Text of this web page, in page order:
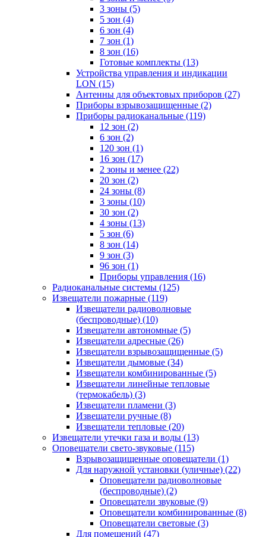
3 зоны (5)
5 зон (4)
6 зон (4)
7 зон (1)
8 зон (16)
Готовые комплекты (13)
Устройства управления и индикации
LON (15)
Антенны для объектовых приборов (27)
Приборы взрывозащищенные (2)
Приборы радиоканальные (119)
12 зон (2)
6 зон (2)
120 зон (1)
16 зон (17)
2 зоны и менее (22)
20 зон (2)
24 зоны (8)
3 зоны (10)
30 зон (2)
4 зоны (13)
5 зон (6)
8 зон (14)
9 зон (3)
96 зон (1)
Приборы управления (16)
Радиоканальные системы (125)
Извещатели пожарные (119)
Извещатели радиоволновые
(беспроводные) (10)
Извещатели автономные (5)
Извещатели адресные (26)
Извещатели взрывозащищенные (5)
Извещатели дымовые (34)
Извещатели комбинированные (5)
Извещатели линейные тепловые
(термокабель) (3)
Извещатели пламени (3)
Извещатели ручные (8)
Извещатели тепловые (20)
Извещатели утечки газа и воды (13)
Оповещатели свето-звуковые (115)
Взрывозащищенные оповещатели (1)
Для наружной установки (уличные) (22)
Оповещатели радиоволновые
(беспроводные) (2)
Оповещатели звуковые (9)
Оповещатели комбинированные (8)
Оповещатели световые (3)
Для помещений (47)